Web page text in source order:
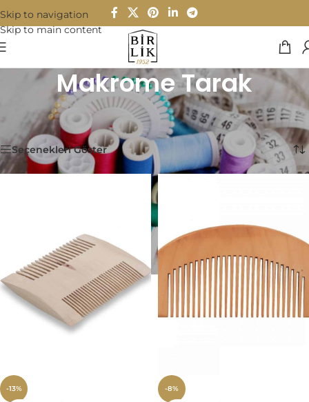
Skip to navigation
Skip to main content
Makrome Tarak
/Tuhafiye /Makrome Aksesuar/Makrome Tarak
2 sonucun tümü gösteriliyor
Seçenekleri Göster
-13% -8%